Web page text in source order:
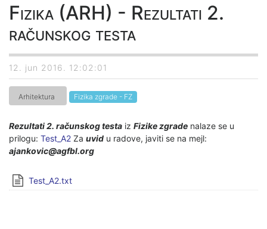
Fizika (ARH) - Rezultati 2.
računskog testa
12. jun 2016. 12:02:01
Arhitektura Fizika zgrade - FZ
Rezultati 2. računskog testa iz Fizike zgrade nalaze se u
prilogu: Test_A2 Za uvid u radove, javiti se na mejl:
ajankovic@agfbl.org
Test_A2.txt